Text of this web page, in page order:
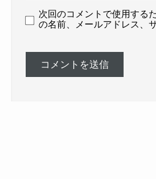
次回のコメントで使用する
の名前、メールアドレス、